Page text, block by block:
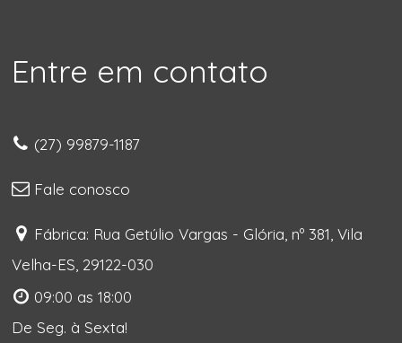
Entre em contato
(27) 99879-1187
Fale conosco
Fábrica: Rua Getúlio Vargas - Glória, nº 381, Vila
Velha-ES, 29122-030
09:00 as 18:00
De Seg. à Sexta!